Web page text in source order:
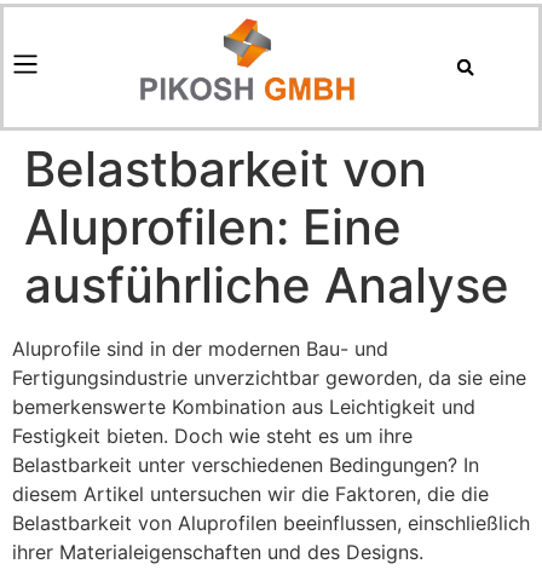
Belastbarkeit von
Aluprofilen: Eine
ausführliche Analyse
Aluprofile sind in der modernen Bau- und
Fertigungsindustrie unverzichtbar geworden, da sie eine
bemerkenswerte Kombination aus Leichtigkeit und
Festigkeit bieten. Doch wie steht es um ihre
Belastbarkeit unter verschiedenen Bedingungen? In
diesem Artikel untersuchen wir die Faktoren, die die
Belastbarkeit von Aluprofilen beeinflussen, einschließlich
ihrer Materialeigenschaften und des Designs.